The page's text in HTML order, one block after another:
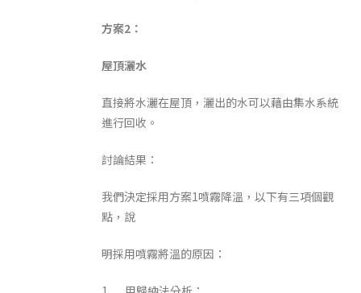
方案2 ：
屋頂灑水
直接將水灑在屋頂，灑出的水可以藉由集水系統
進行回收。
討論結果：
我們決定採用方案1噴霧降溫，以下有三項個觀
點，說
明採用噴霧將溫的原因：